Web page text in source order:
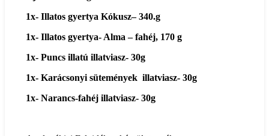
1x- Illatos gyertya Kókusz– 340.g
1x- Illatos gyertya- Alma – fahéj, 170 g
1x- Puncs illatú illatviasz- 30g
1x- Karácsonyi sütemények illatviasz- 30g
1x- Narancs-fahéj illatviasz- 30g